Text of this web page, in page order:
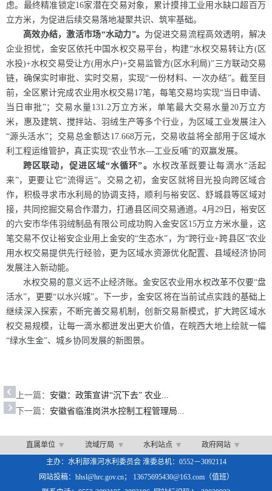
虑。最终精准锁定16家潜在交易对象，累计摸排工业用水缺口超百万
立方米，为促进后续交易落地凝聚共识、筑牢基础。
高效办结，激活市场“水动力”。 为促进交易流程高效透明，解决
企业担忧，金安区依托中国水权交易平台，构建“水权交易转让方(区
水投)+水权交易受让方(用水户)+交易监管方(区水利局)”三方联动交易
链，确保实时审批、实时交易，实现“一份材料、一次办结”。截至目
前，全区累计完成农业用水权交易17笔，每笔交易均实现“当日申请、
当日审批”；交易水量131.2万立方米，单笔最大交易水量20万立方
米，惠及建筑、搅拌站、羽绒生产等多个行业，为区域工业发展注入
“源头活水”；交易总金额达17.668万元，交易收益将全部用于区域水
利工程运维管护，真正实现“农业节水—工业反哺”的双赢发展。
跨区联动，促进区域“水循环”。 水权改革既要让每滴水“活起
来”，更要让它“流得远”。交易之初，金安区就将目光投向跨区域合
作，积极寻求市水利局的协调支持，顺利与裕安区、舒城县等区域对
接，共同挖掘交易合作潜力，打通县区间交易通道。4月29日，裕安区
的六安市华伟羽绒制品有限公司成功购入金安区15万立方米水量，这
笔交易不仅让裕安企业用上金安的“生态水”，为“跨行业+跨县区”农业
用水权交易提供先行经验，更为区域水资源优化配置、县域经济协同
发展注入新动能。
水权交易的意义远不止经济账。金安区农业用水权改革不仅要“盘
活水”，更要“以水兴城”。下一步，金安区将在当前试点实践的基础上
继续深入探索，不断完善交易机制，创新交易新模式，扩大跨区域水
权交易规模，让每一滴水都迸发出更大价值，在皖西大地上绘就一幅
“绿水生金”、城乡协同发展的新图景。
上一篇： 安徽：政策宣讲“沉下去” 农业...
下一篇： 安徽省临淮岗洪水控制工程管理局...
直属单位 流域厅局 水利站点
政府网站
主办：水利部淮河水利委员会 淮委总机：0552－3092114
网站投稿：hhsl@hrc.gov.cn； 13675695430@163.com（值班）